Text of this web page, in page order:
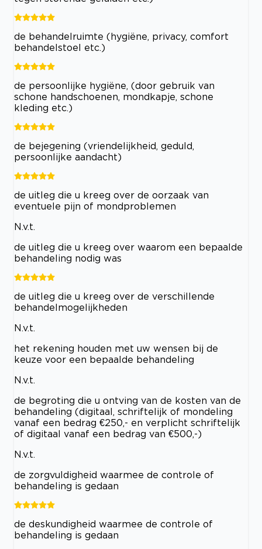
de behandelruimte (hygiëne, privacy, comfort
behandelstoel etc.)
de persoonlijke hygiëne, (door gebruik van
schone handschoenen, mondkapje, schone
kleding etc.)
de bejegening (vriendelijkheid, geduld,
persoonlijke aandacht)
de uitleg die u kreeg over de oorzaak van
eventuele pijn of mondproblemen
N.v.t.
de uitleg die u kreeg over waarom een bepaalde
behandeling nodig was
de uitleg die u kreeg over de verschillende
behandelmogelijkheden
N.v.t.
het rekening houden met uw wensen bij de
keuze voor een bepaalde behandeling
N.v.t.
de begroting die u ontving van de kosten van de
behandeling (digitaal, schriftelijk of mondeling
vanaf een bedrag €250,- en verplicht schriftelijk
of digitaal vanaf een bedrag van €500,-)
N.v.t.
de zorgvuldigheid waarmee de controle of
behandeling is gedaan
de deskundigheid waarmee de controle of
behandeling is gedaan